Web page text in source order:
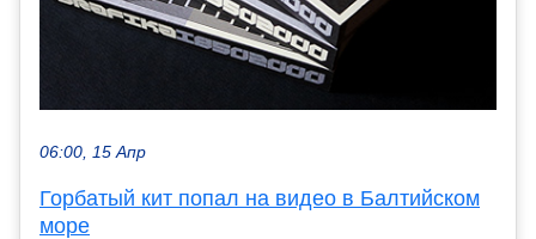
06:00, 15 Апр
Горбатый кит попал на видео в Балтийском
море